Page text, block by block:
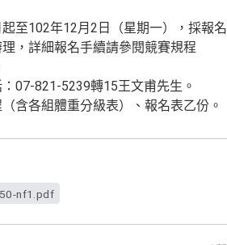
至102年12月2日（星期一），採報名
，詳細報名手續請參閱競賽規程
07-821-5239轉15王文甫先生。
含各組體重分級表）、報名表乙份。
nf1.pdf